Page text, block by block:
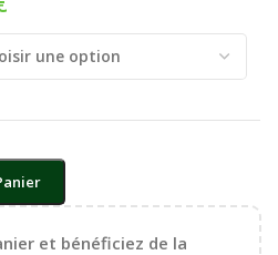
et bénéficiez de la